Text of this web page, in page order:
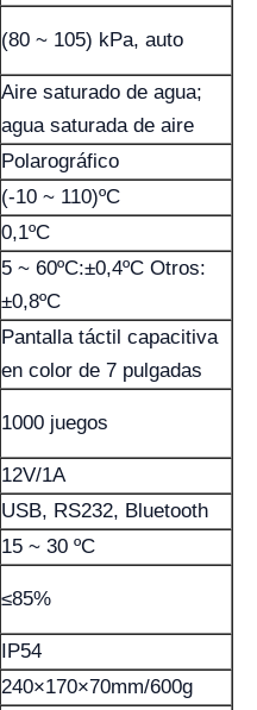
(80 ~ 105) kPa, auto
Aire saturado de agua;
agua saturada de aire
Polarográfico
(-10 ~ 110)ºC
0,1ºC
5 ~ 60ºC:±0,4ºC Otros:
±0,8ºC
Pantalla táctil capacitiva
en color de 7 pulgadas
1000 juegos
12V/1A
USB, RS232, Bluetooth
15 ~ 30 ºC
≤85%
IP54
240×170×70mm/600g